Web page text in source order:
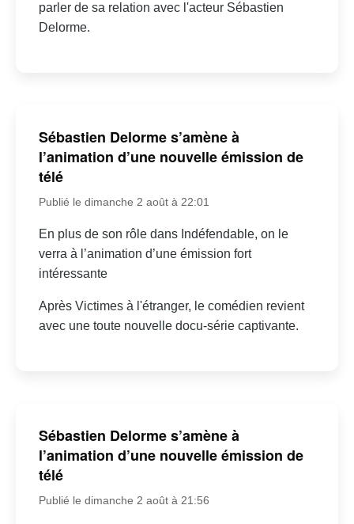
parler de sa relation avec l'acteur Sébastien
Delorme.
Sébastien Delorme s’amène à
l’animation d’une nouvelle émission de
télé
Publié le dimanche 2 août à 22:01
En plus de son rôle dans Indéfendable, on le
verra à l’animation d’une émission fort
intéressante
Après Victimes à l'étranger, le comédien revient
avec une toute nouvelle docu-série captivante.
Sébastien Delorme s’amène à
l’animation d’une nouvelle émission de
télé
Publié le dimanche 2 août à 21:56